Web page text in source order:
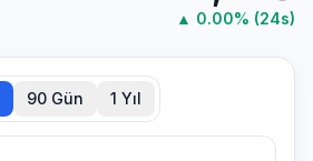
▲ 0.00% (24s)
90 Gün 1 Yıl